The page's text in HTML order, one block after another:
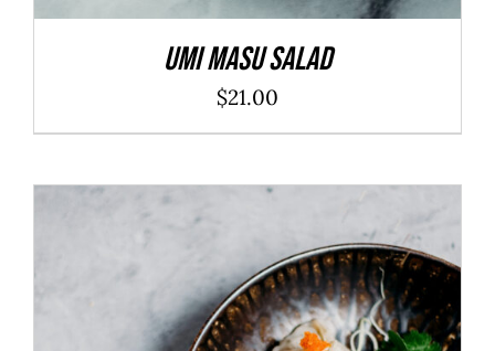
Umi Masu Salad
$21.00